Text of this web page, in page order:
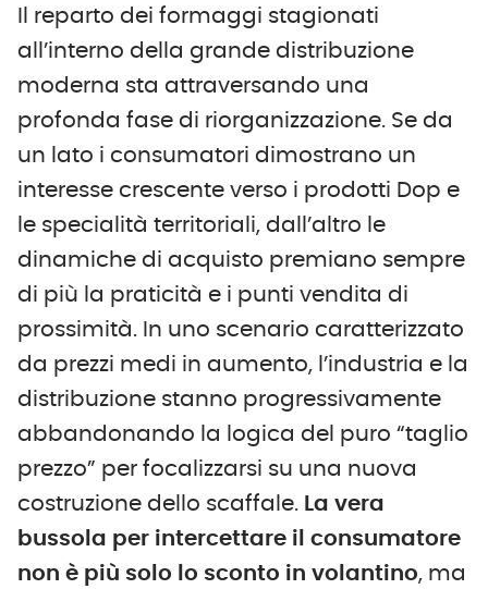
Il reparto dei formaggi stagionati
all’interno della grande distribuzione
moderna sta attraversando una
profonda fase di riorganizzazione. Se da
un lato i consumatori dimostrano un
interesse crescente verso i prodotti Dop e
le specialità territoriali, dall’altro le
dinamiche di acquisto premiano sempre
di più la praticità e i punti vendita di
prossimità. In uno scenario caratterizzato
da prezzi medi in aumento, l’industria e la
distribuzione stanno progressivamente
abbandonando la logica del puro “taglio
prezzo” per focalizzarsi su una nuova
costruzione dello scaffale. La vera
bussola per intercettare il consumatore
non è più solo lo sconto in volantino, ma